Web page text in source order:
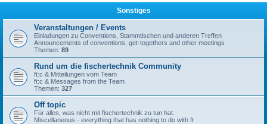
Sonstiges
Veranstaltungen / Events
Einladungen zu Conventions, Stammtischen und anderen Treffen
Announcements of conventions, get-togethers and other meetings
Themen: 89
Rund um die fischertechnik Community
ft:c & Mitteilungen vom Team
ft:c & Messages from the Team
Themen: 327
Off topic
Für alles, was nicht mit fischertechnik zu tun hat.
Miscellaneous - everything that has nothing to do with ft